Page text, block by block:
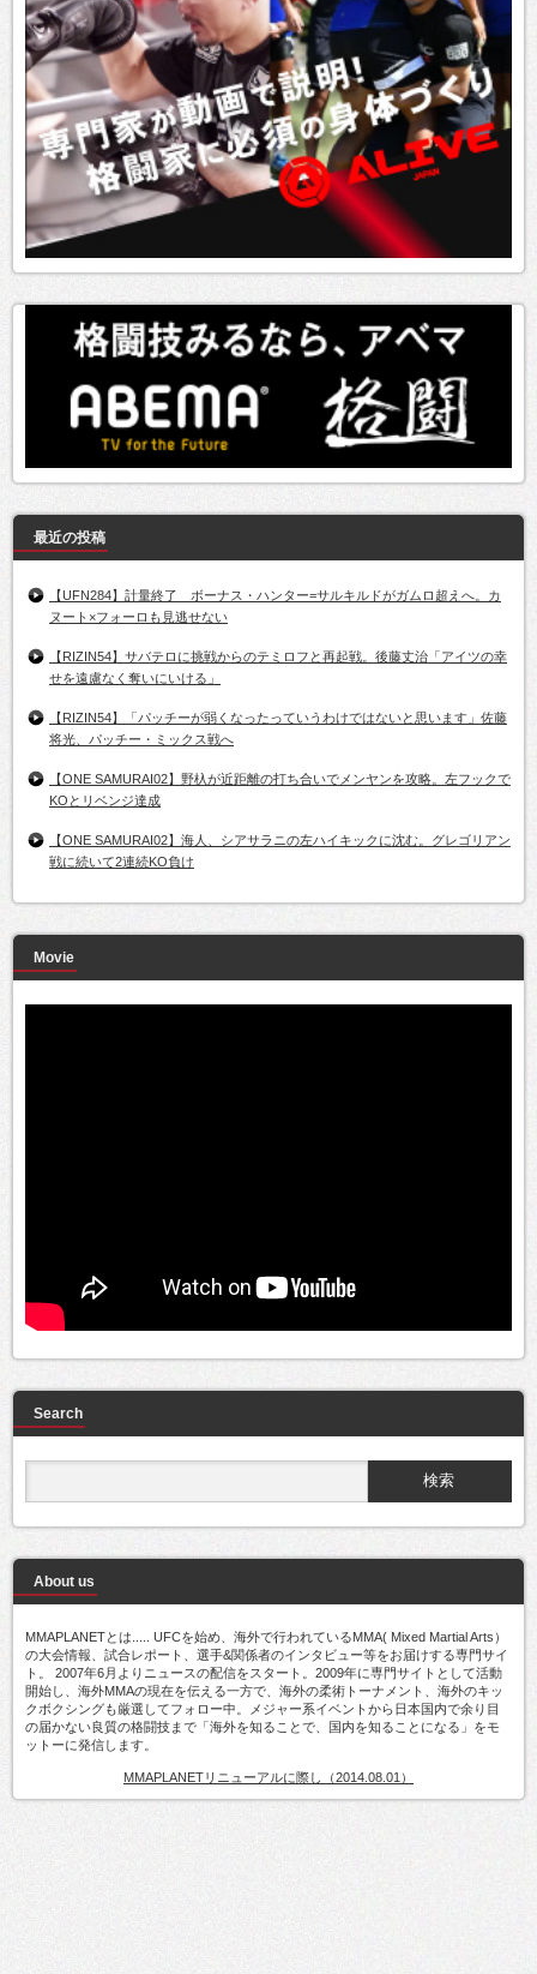
最近の投稿
【UFN284】計量終了 ボーナス・ハンター=サルキルドがガムロ超えへ。カ
ヌート×フォーロも見逃せない
【RIZIN54】サバテロに挑戦からのテミロフと再起戦。後藤丈治「アイツの幸
せを遠慮なく奪いにいける」
【RIZIN54】「パッチーが弱くなったっていうわけではないと思います」佐藤
将光、パッチー・ミックス戦へ
【ONE SAMURAI02】野杁が近距離の打ち合いでメンヤンを攻略。左フックで
KOとリベンジ達成
【ONE SAMURAI02】海人、シアサラニの左ハイキックに沈む。グレゴリアン
戦に続いて2連続KO負け
Movie
Search
About us
MMAPLANETとは..... UFCを始め、海外で行われているMMA( Mixed Martial Arts）
の大会情報、試合レポート、選手&関係者のインタビュー等をお届けする専門サイ
ト。 2007年6月よりニュースの配信をスタート。2009年に専門サイトとして活動
開始し、海外MMAの現在を伝える一方で、海外の柔術トーナメント、海外のキッ
クボクシングも厳選してフォロー中。メジャー系イベントから日本国内で余り目
の届かない良質の格闘技まで「海外を知ることで、国内を知ることになる」をモ
ットーに発信します。
MMAPLANETリニューアルに際し（2014.08.01）